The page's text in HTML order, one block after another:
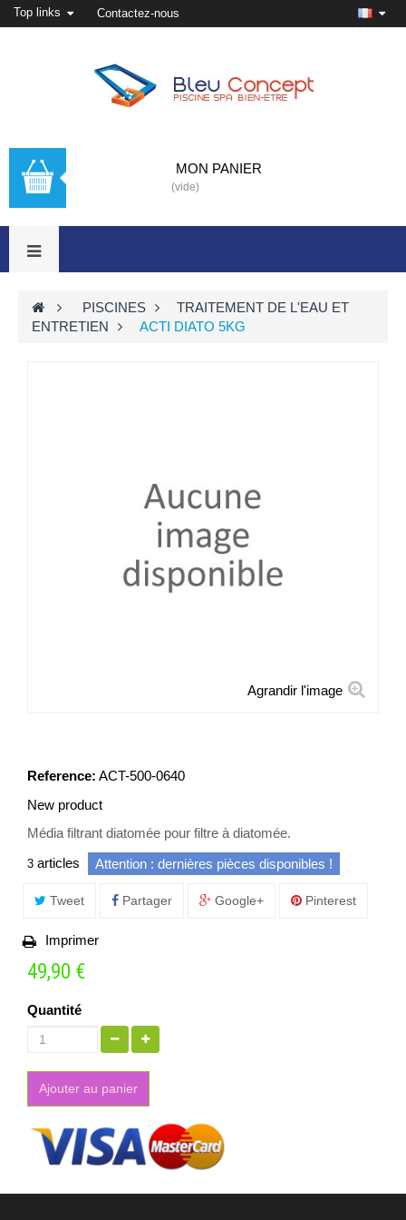
Top links Contactez-nous
MON PANIER
(vide)
> PISCINES >
TRAITEMENT DE L'EAU ET
ENTRETIEN
> ACTI DIATO 5KG
Agrandir l'image
Reference: ACT-500-0640
New product
Média filtrant diatomée pour filtre à diatomée.
3 articles Attention : dernières pièces disponibles !
Tweet Partager Google+ Pinterest
Imprimer
49,90 €
Quantité
Ajouter au panier